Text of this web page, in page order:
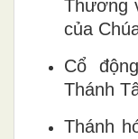
Thương
của
Cổ
Thánh
Thánh